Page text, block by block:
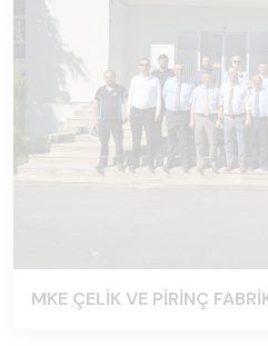
MKE ÇELİK VE PİRİNÇ